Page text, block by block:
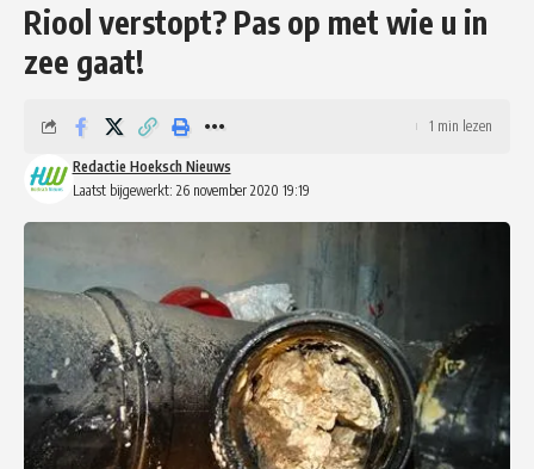
Riool verstopt? Pas op met wie u in
zee gaat!
Laatst bijgewerkt: 26 november 2020 19:19
Redactie Hoeksch Nieuws
1 min lezen